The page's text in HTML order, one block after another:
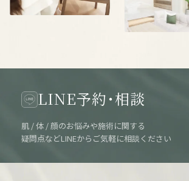
LINE予約・相談
肌 / 体 / 顔のお悩みや施術に関する
疑問点などLINEからご気軽に相談ください